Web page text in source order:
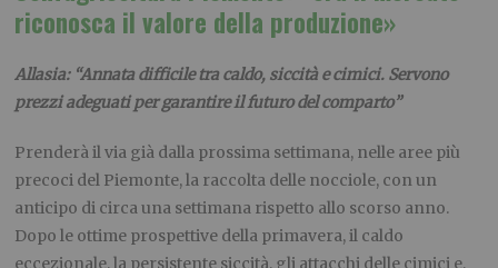
riconosca il valore della produzione»
Allasia: “Annata difficile tra caldo, siccità e cimici. Servono
prezzi adeguati per garantire il futuro del comparto”
Prenderà il via già dalla prossima settimana, nelle aree più
precoci del Piemonte, la raccolta delle nocciole, con un
anticipo di circa una settimana rispetto allo scorso anno.
Dopo le ottime prospettive della primavera, il caldo
eccezionale, la persistente siccità, gli attacchi delle cimici e,